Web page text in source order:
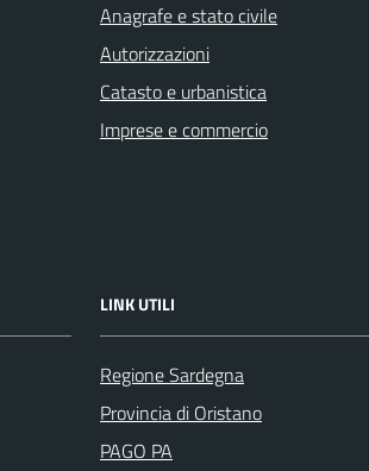
Anagrafe e stato civile
Autorizzazioni
Catasto e urbanistica
Imprese e commercio
LINK UTILI
Regione Sardegna
Provincia di Oristano
PAGO PA